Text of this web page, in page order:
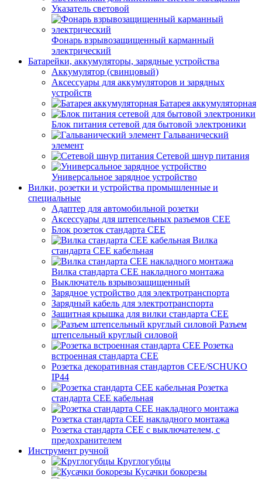
Указатель световой
Фонарь взрывозащищенный карманный
электрический
Батарейки, аккумуляторы, зарядные устройства
Аккумулятор (свинцовый)
Аксессуары для аккумуляторов и зарядных
устройств
Батарея аккумуляторная
Блок питания сетевой для бытовой электроники
Гальванический
элемент
Сетевой шнур питания
Универсальное зарядное устройство
Вилки, розетки и устройства промышленные и
специальные
Адаптер для автомобильной розетки
Аксессуары для штепсельных разъемов CEE
Блок розеток стандарта CEE
Вилка
стандарта CEE кабельная
Вилка стандарта CEE накладного монтажа
Выключатель взрывозащищенный
Зарядное устройство для электротранспорта
Зарядный кабель для электротранспорта
Защитная крышка для вилки стандарта CEE
Разъем
штепсельный круглый силовой
Розетка
встроенная стандарта CEE
Розетка декоративная стандартов CEE/SCHUKO
IP44
Розетка
стандарта СЕЕ кабельная
Розетка стандарта СЕЕ накладного монтажа
Розетка стандарта СЕЕ с выключателем, с
предохранителем
Инструмент ручной
Круглогубцы
Кусачки бокорезы